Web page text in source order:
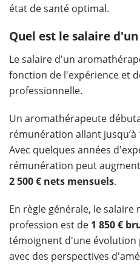
état de santé optimal.
Quel est le salaire
Le salaire d'un
fonction de l'expérience et
professionnelle.
Un aromathérapeute
rémunération allant jusqu’à
Avec quelques années
rémunération peut
2 500 € nets mensuels.
En règle générale, le
profession est de 1 850 €
témoignent d'une évolution
avec des perspectives